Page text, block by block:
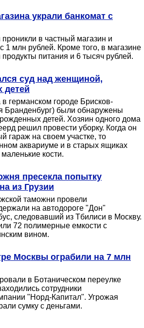
украли банкомат с
в частный магазин и
1 млн рублей. Кроме того, в магазине
продукты питания и 6 тысяч рублей.
суд над женщиной,
детей
в германском городе Брисков-
Бранденбург) были обнаружены
детей. Хозяин одного дома
решил провести уборку. Когда он
гараж на своем участке, то
аквариуме и в старых ящиках
кости.
пресекла попытку
из Грузии
таможни провели
на автодороге "Дон"
следовавший из Тбилиси в Москву.
72 полимерные емкости с
вином.
Москвы ограбили на 7 млн
в Ботаническом переулке
сотрудники
"Норд-Капитал". Угрожая
сумку с деньгами.